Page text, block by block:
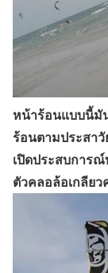
หน้าร้อนแบบนี้มั
ร้อนตามประสา
เปิดประสบการ
ตัวคลอล้อเกลีย